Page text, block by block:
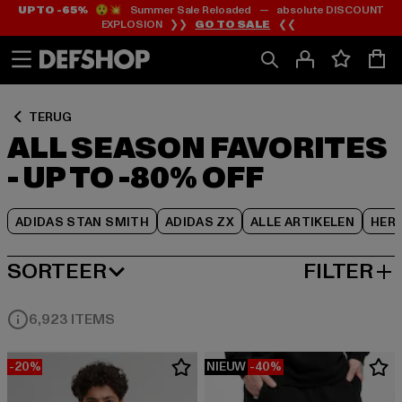
Ga
naar
Ga
naar
UP TO -65%😲💥 Summer Sale Reloaded — absolute DISCOUNT
EXPLOSION ❯❯ GO TO SALE ❮❮
TERUG
ALL SEASON FAVORITES
- UP TO -80% OFF
ADIDAS STAN SMITH ADIDAS ZX ALLE ARTIKELEN
Ga
naar
Rooster
SORTEER
MEEST POPULAIRE FILTER
6,923 ITEMS
-20% NIEUW -40%